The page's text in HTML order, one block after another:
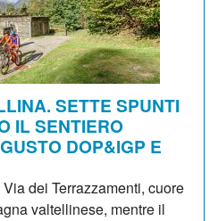
SETTE SPUNTI
IL SENTIERO
DOP&IGP E
dei Terrazzamenti, cuore
valtellinese, mentre il